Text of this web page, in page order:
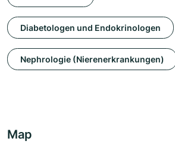
Diabetologen und Endokrinologen
Nephrologie (Nierenerkrankungen)
Map